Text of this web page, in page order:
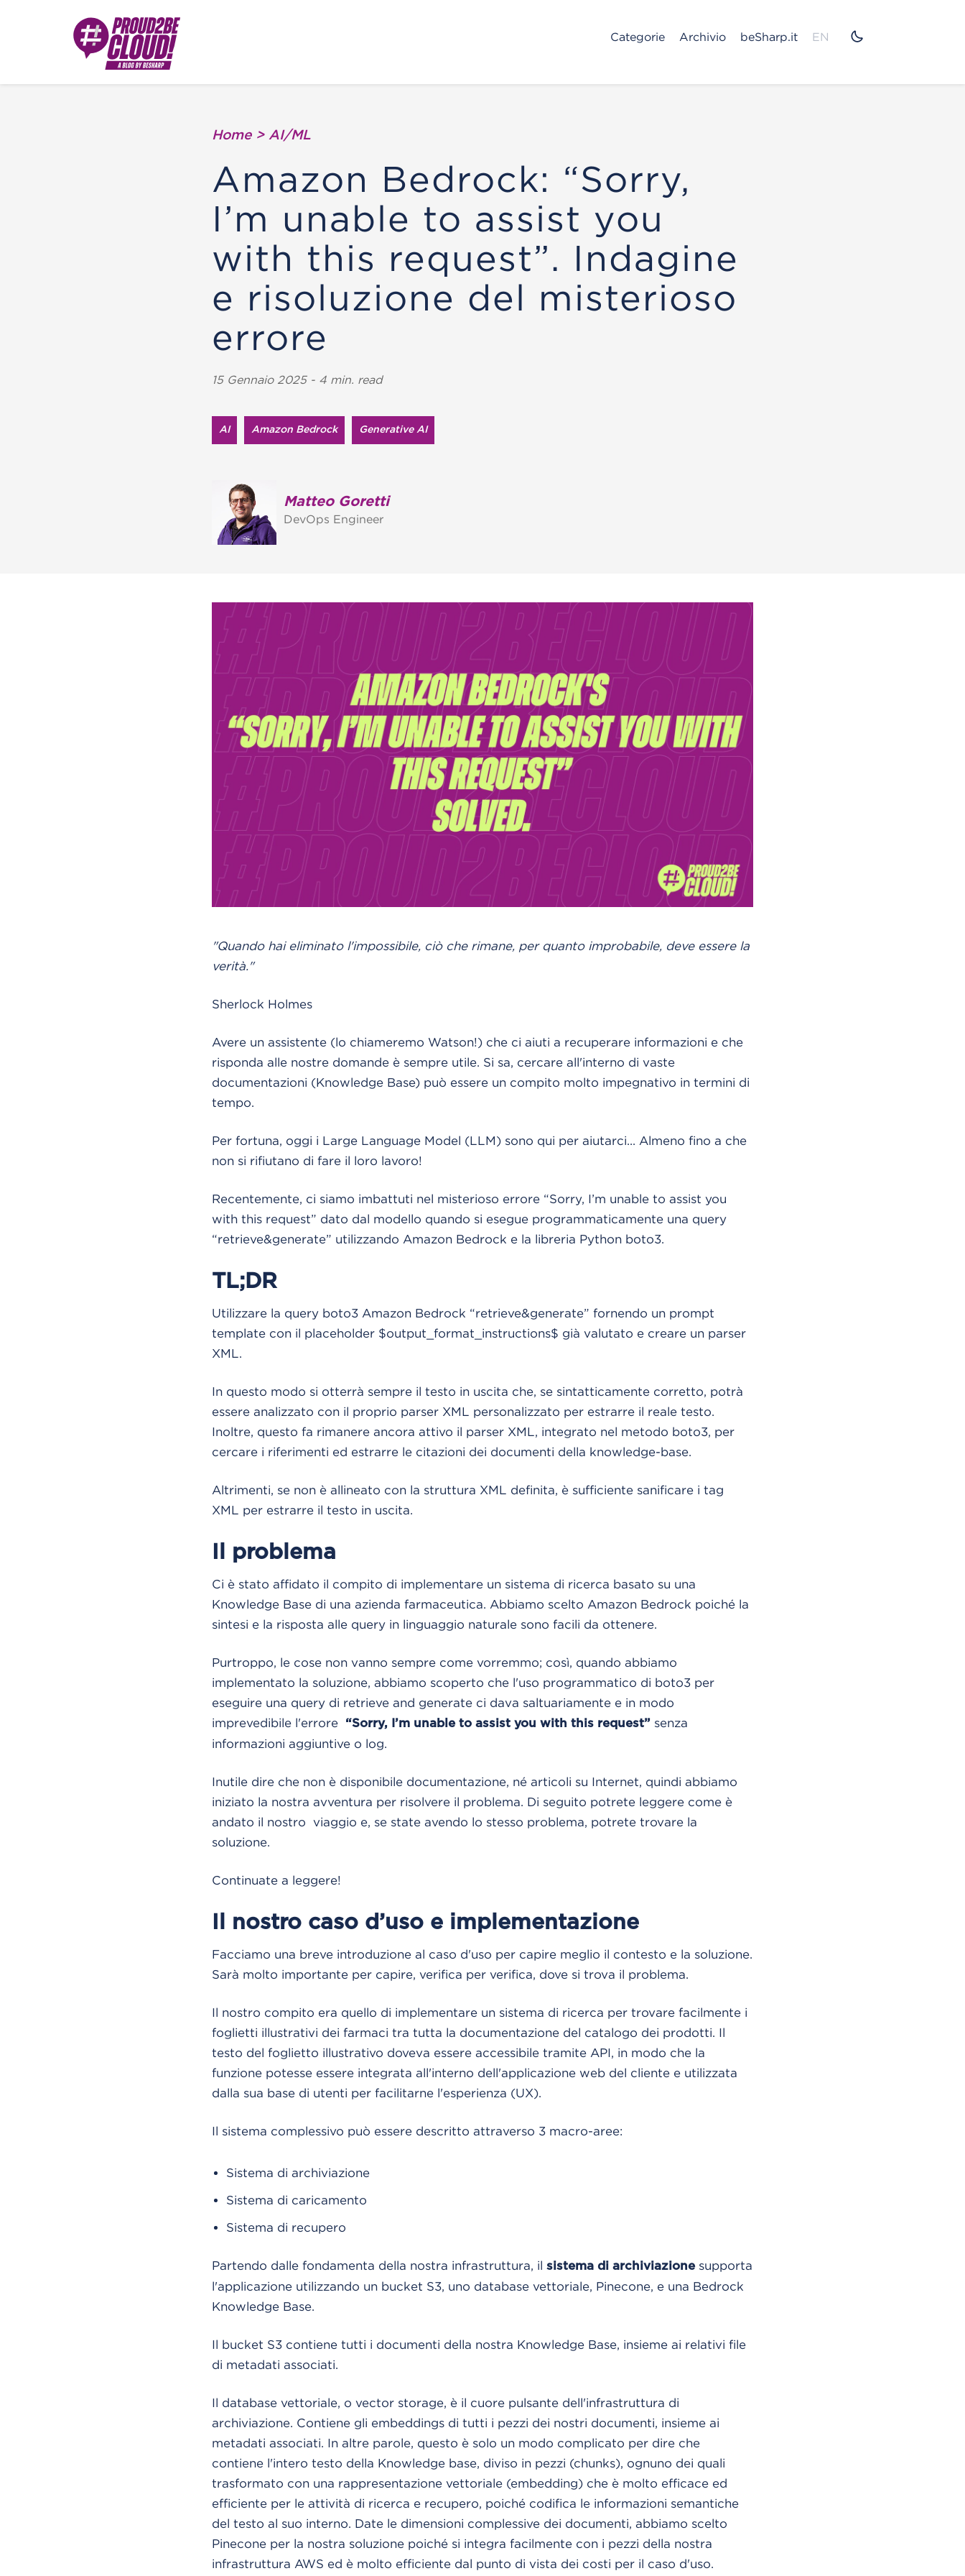
Categorie Archivio beSharp.it EN
Home > AI/ML
Amazon Bedrock: “Sorry,
I’m unable to assist you
with this request”. Indagine
e risoluzione del misterioso
errore
15 Gennaio 2025 - 4 min. read
AI Amazon Bedrock Generative AI
Matteo Goretti
DevOps Engineer
"Quando hai eliminato l'impossibile, ciò che rimane, per quanto improbabile, deve essere la
verità."
Sherlock Holmes
Avere un assistente (lo chiameremo Watson!) che ci aiuti a recuperare informazioni e che
risponda alle nostre domande è sempre utile. Si sa, cercare all'interno di vaste
documentazioni (Knowledge Base) può essere un compito molto impegnativo in termini di
tempo.
Per fortuna, oggi i Large Language Model (LLM) sono qui per aiutarci... Almeno fino a che
non si rifiutano di fare il loro lavoro!
Recentemente, ci siamo imbattuti nel misterioso errore “Sorry, I’m unable to assist you
with this request” dato dal modello quando si esegue programmaticamente una query
“retrieve&generate” utilizzando Amazon Bedrock e la libreria Python boto3.
TL;DR
Utilizzare la query boto3 Amazon Bedrock “retrieve&generate” fornendo un prompt
template con il placeholder $output_format_instructions$ già valutato e creare un parser
XML.
In questo modo si otterrà sempre il testo in uscita che, se sintatticamente corretto, potrà
essere analizzato con il proprio parser XML personalizzato per estrarre il reale testo.
Inoltre, questo fa rimanere ancora attivo il parser XML, integrato nel metodo boto3, per
cercare i riferimenti ed estrarre le citazioni dei documenti della knowledge-base.
Altrimenti, se non è allineato con la struttura XML definita, è sufficiente sanificare i tag
XML per estrarre il testo in uscita.
Il problema
Ci è stato affidato il compito di implementare un sistema di ricerca basato su una
Knowledge Base di una azienda farmaceutica. Abbiamo scelto Amazon Bedrock poiché la
sintesi e la risposta alle query in linguaggio naturale sono facili da ottenere.
Purtroppo, le cose non vanno sempre come vorremmo; così, quando abbiamo
implementato la soluzione, abbiamo scoperto che l'uso programmatico di boto3 per
eseguire una query di retrieve and generate ci dava saltuariamente e in modo
imprevedibile l'errore
“Sorry, I’m unable to assist you with this request”senza
informazioni aggiuntive o log.
Inutile dire che non è disponibile documentazione, né articoli su Internet, quindi abbiamo
iniziato la nostra avventura per risolvere il problema. Di seguito potrete leggere come è
andato il nostro viaggio e, se state avendo lo stesso problema, potrete trovare la
soluzione.
Continuate a leggere!
Il nostro caso d’uso e implementazione
Facciamo una breve introduzione al caso d'uso per capire meglio il contesto e la soluzione.
Sarà molto importante per capire, verifica per verifica, dove si trova il problema.
Il nostro compito era quello di implementare un sistema di ricerca per trovare facilmente i
foglietti illustrativi dei farmaci tra tutta la documentazione del catalogo dei prodotti. Il
testo del foglietto illustrativo doveva essere accessibile tramite API, in modo che la
funzione potesse essere integrata all'interno dell'applicazione web del cliente e utilizzata
dalla sua base di utenti per facilitarne l'esperienza (UX).
Il sistema complessivo può essere descritto attraverso 3 macro-aree:
Sistema di archiviazione
Sistema di caricamento
Sistema di recupero
Partendo dalle fondamenta della nostra infrastruttura, il sistema di archiviazionesupporta
l'applicazione utilizzando un bucket S3, uno database vettoriale, Pinecone, e una Bedrock
Knowledge Base.
Il bucket S3 contiene tutti i documenti della nostra Knowledge Base, insieme ai relativi file
di metadati associati.
Il database vettoriale, o vector storage, è il cuore pulsante dell'infrastruttura di
archiviazione. Contiene gli embeddings di tutti i pezzi dei nostri documenti, insieme ai
metadati associati. In altre parole, questo è solo un modo complicato per dire che
contiene l'intero testo della Knowledge base, diviso in pezzi (chunks), ognuno dei quali
trasformato con una rappresentazione vettoriale (embedding) che è molto efficace ed
efficiente per le attività di ricerca e recupero, poiché codifica le informazioni semantiche
del testo al suo interno. Date le dimensioni complessive dei documenti, abbiamo scelto
Pinecone per la nostra soluzione poiché si integra facilmente con i pezzi della nostra
infrastruttura AWS ed è molto efficiente dal punto di vista dei costi per il caso d'uso.